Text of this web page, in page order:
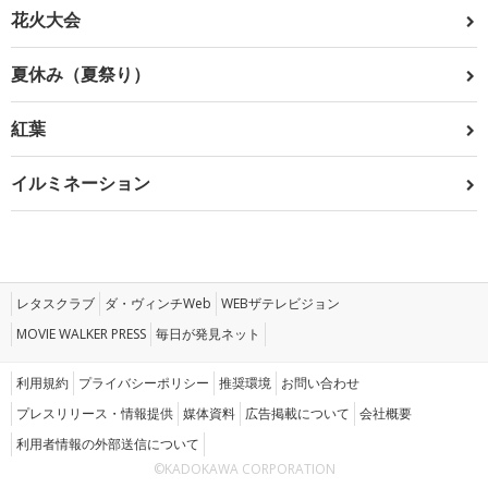
花火大会
夏休み（夏祭り）
紅葉
イルミネーション
レタスクラブ ダ・ヴィンチWeb WEBザテレビジョン
MOVIE WALKER PRESS 毎日が発見ネット
利用規約 プライバシーポリシー 推奨環境 お問い合わせ
プレスリリース・情報提供 媒体資料 広告掲載について 会社概要
利用者情報の外部送信について
©KADOKAWA CORPORATION